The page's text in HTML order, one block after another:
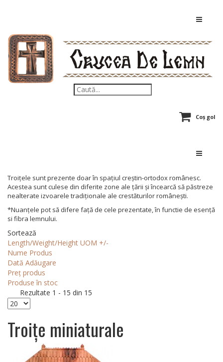
Coș gol
Troițele sunt prezente doar în spațiul creștin-ortodox românesc.
Acestea sunt culese din diferite zone ale țării și încearcă să păstreze
nealterate izvoarele tradiționale ale crestăturilor românești.
*Nuanțele pot să difere față de cele prezentate, în functie de esență
si fibra lemnului.
Sortează
Length/Weight/Height UOM +/-
Nume Produs
Dată Adăugare
Preț produs
Produse în stoc
Rezultate 1 - 15 din 15
Troițe miniaturale